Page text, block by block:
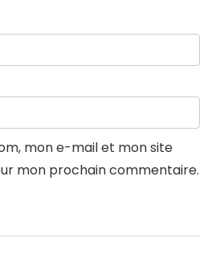
mon e-mail et mon site
mon prochain commentaire.